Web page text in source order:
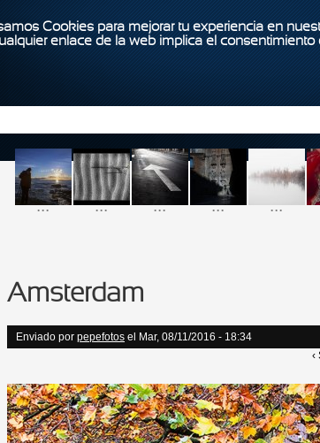
Cookies para mejorar tu experiencia en
enlace de la web implica el consentimiento
... ... ... ... ...
Amsterdam
Enviado por pepefotos el Mar, 08/11/2016 - 18:34
‹